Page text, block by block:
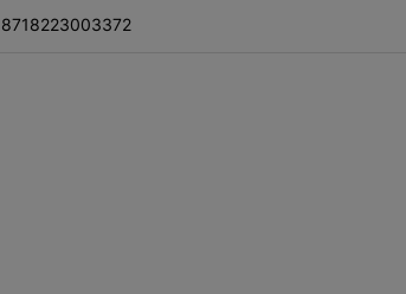
8718223003372